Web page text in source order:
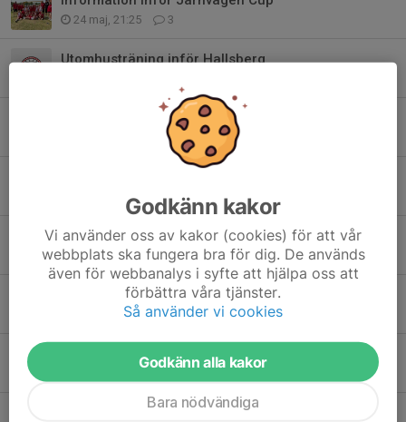
24 maj, 21:25 3
Utomhusträning inför Hallsberg
Beställning av cuptröjor till JVC
0
18 mar, 10:50 0
Järnvägen Cup i Hallsberg 30-31/5 2026
9 mar, 09:26 2
OBS! Tidigarelagd samlingstid lördag 10/1
9 jan, 10:34 0
Match Nyköping lördag 10/1
Sammandrag i Vadstena 4/1
Godkänn kakor
Vi använder oss av kakor (cookies) för att vår
webbplats ska fungera bra för dig. De används
även för webbanalys i syfte att hjälpa oss att
förbättra våra tjänster.
Så använder vi cookies
Godkänn alla kakor
Bara nödvändiga